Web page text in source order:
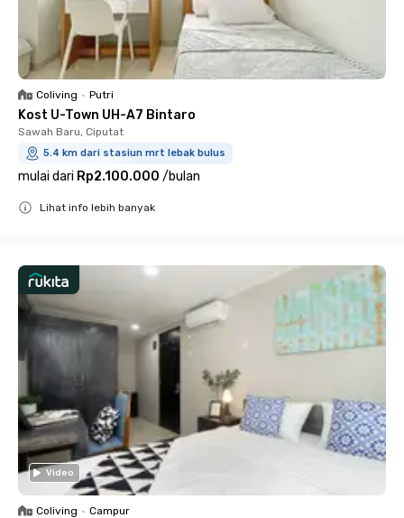
Coliving • Putri
Kost U-Town UH-A7 Bintaro
Sawah Baru, Ciputat
5.4 km dari stasiun mrt lebak bulus
mulai dari Rp2.100.000 /bulan
Lihat info lebih banyak
Video
Coliving • Campur